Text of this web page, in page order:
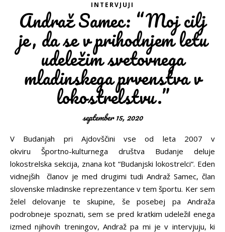
INTERVJUJI
Andraž Samec: “Moj cilj
je, da se v prihodnjem letu
udeležim svetovnega
mladinskega prvenstva v
lokostrelstvu.”
september 15, 2020
V Budanjah pri Ajdovščini vse od leta 2007 v
okviru Športno-kulturnega društva Budanje deluje
lokostrelska sekcija, znana kot “Budanjski lokostrelci“. Eden
vidnejših članov je med drugimi tudi Andraž Samec, član
slovenske mladinske reprezentance v tem športu. Ker sem
želel delovanje te skupine, še posebej pa Andraža
podrobneje spoznati, sem se pred kratkim udeležil enega
izmed njihovih treningov, Andraž pa mi je v intervjuju, ki